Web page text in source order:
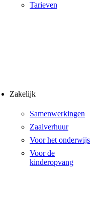
Tarieven
Zakelijk
Samenwerkingen
Zaalverhuur
Voor het onderwijs
Voor de
kinderopvang